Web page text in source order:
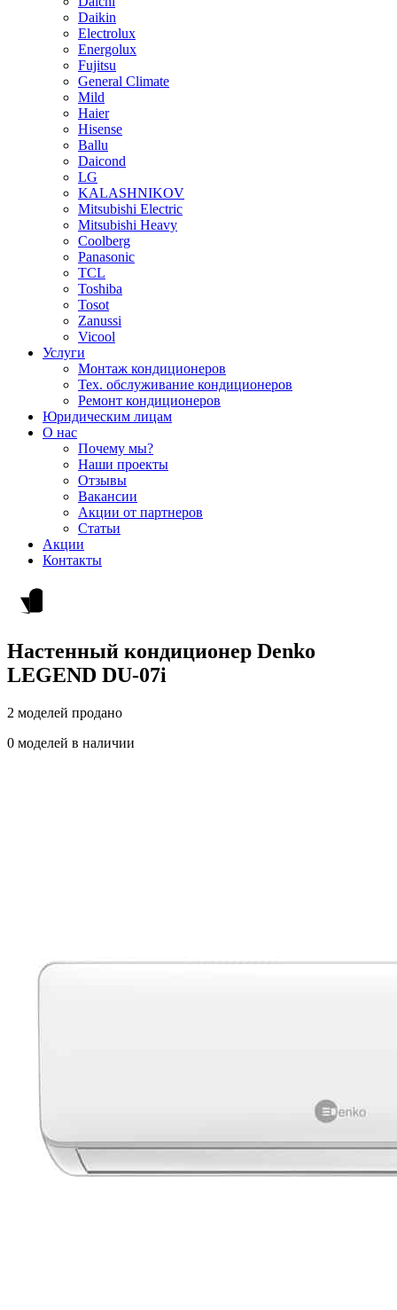
Daikin
Electrolux
Energolux
Fujitsu
General Climate
Mild
Haier
Hisense
Ballu
Daicond
LG
KALASHNIKOV
Mitsubishi Electric
Mitsubishi Heavy
Сoolberg
Panasonic
TCL
Toshiba
Tosot
Zanussi
Vicool
Услуги
Монтаж кондиционеров
Тех. обслуживание кондиционеров
Ремонт кондиционеров
Юридическим лицам
О нас
Почему мы?
Наши проекты
Отзывы
Вакансии
Акции от партнеров
Статьи
Акции
Контакты
Настенный кондиционер Denko
LEGEND DU-07i
2 моделей продано
0 моделей в наличии